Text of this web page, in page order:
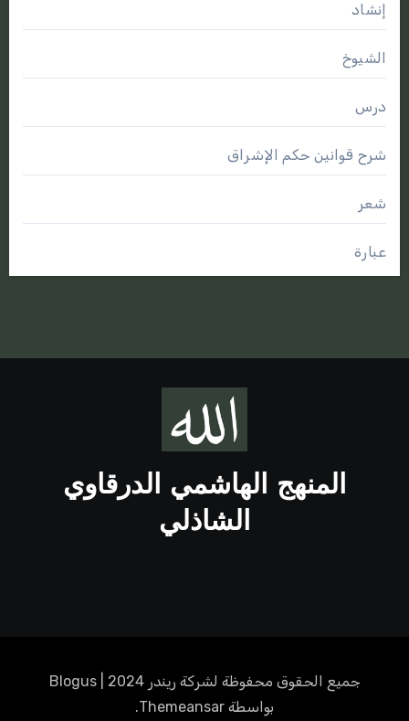
إنشاد
الشيوخ
درس
شرح قوانين حكم الإشراق
شعر
عبارة
المنهج الهاشمي الدرقاوي
الشاذلي
جميع الحقوق محفوظة لشركة ريندر 2024 |
Blogus
بواسطة Themeansar
.